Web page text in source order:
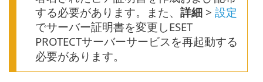
する必要があります。また、 詳細 > 設定
でサーバー証明書を変更しESET
PROTECTサーバーサービスを再起動する
必要があります。